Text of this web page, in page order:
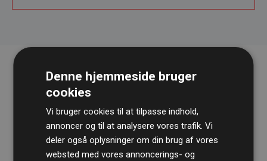
RevisionshusetBDOgennemgår løbende vores
Denne hjemmeside bruger
cookies
Vi bruger cookies til at tilpasse indhold,
annoncer og til at analysere vores trafik. Vi
deler også oplysninger om din brug af vores
websted med vores annoncerings- og